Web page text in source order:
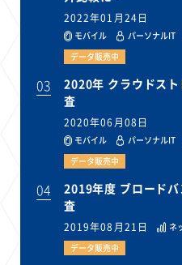
2022年01月24日
モバイル パーソナルIT
データ販売中
03
2020年 クラウドス
査
2020年06月08日
モバイル パーソナルIT
データ販売中
04
2019年度 ブロード
査
2019年08月21日 ネ
データ販売中